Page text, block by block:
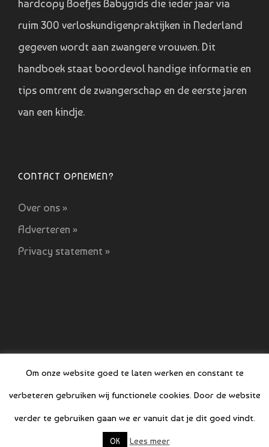
hardcopy Boefjes Babygids die ieder jaar via
ruim 300 verloskundigenpraktijken in Nederland
gegeven wordt aan zwangere vrouwen. Dit
handboek staat boordevol handige informatie en
tips omtrent de zwangerschap en de eerste jaren
van een kindje.
CONTACT OPNEMEN?
Over ons »
Adverteren »
Privacy statement »
Om onze website goed te laten werken en constant te
verbeteren gebruiken wij functionele cookies. Door de website
verder te gebruiken gaan we er vanuit dat je dit goed vindt.
OK Lees meer